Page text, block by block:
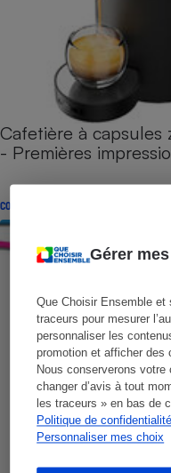
Gérer
Que Choisir Ensemble
traceurs pour mesurer
personnaliser les
promotion et afficher des
Nous conserverons
changer d’avis à tout
les traceurs » en bas de
Politique de
Personnaliser mes choix
Cafetière à capsules
- Premières
CONSEILS